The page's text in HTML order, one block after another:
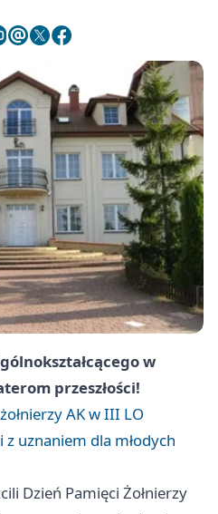
w
przeszłości!
AK w III LO
uznaniem dla młodych
Dzień Pamięci Żołnierzy